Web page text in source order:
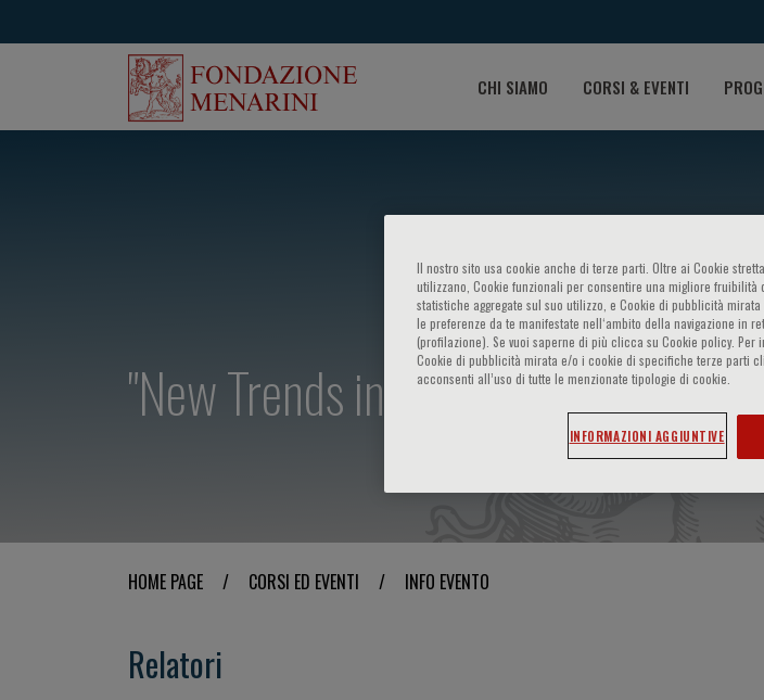
CHI SIAMO CORSI & EVENTI
"New Trends in Cardiovascular
HOME PAGE / CORSI ED EVENTI / INFO EVENTO
Relatori
Il nostro sito usa cookie anche di terze parti. Oltre ai Cookie
utilizzano, Cookie funzionali per consentire una migliore fruibilità
statistiche aggregate sul suo utilizzo, e Cookie di pubblicità
le preferenze da te manifestate nell‘ambito della navigazione in
(profilazione). Se vuoi saperne di più clicca su Cookie policy.
Cookie di pubblicità mirata e/o i cookie di specifiche terze parti
acconsenti all’uso di tutte le menzionate tipologie di cookie.
INFORMAZIONI AGGIUNTIVE